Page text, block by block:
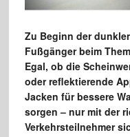
Zu Beginn der
Fußgänger beim
Egal, ob die
oder reflektierende
Jacken für bessere
sorgen – nur mit der
Verkehrsteilnehmer